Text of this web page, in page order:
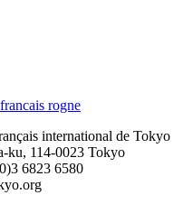
international de Tokyo
ku, 114-0023 Tokyo
6823 6580